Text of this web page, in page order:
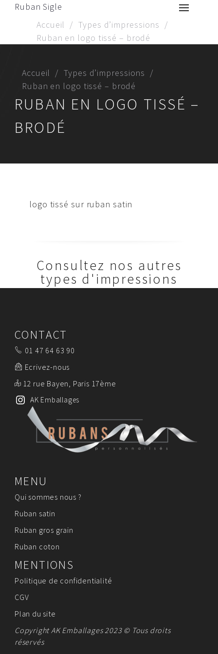
Ruban Sigle
Accueil
Types d’impressions
Ruban en logo tissé – brodé
Accueil
Types d’impressions
Ruban en logo tissé – brodé
RUBAN EN LOGO TISSÉ –
BRODÉ
logo tissé sur ruban satin
Consultez nos autres
types d'impressions
CONTACT
01 47 64 63 90
Ecrivez-nous
12 rue Bayen, Paris 17ème
AK Emballages
MENU
Qui sommes nous ?
Ruban satin
Ruban gros grain
Ruban coton
MENTIONS
Politique de confidentialité
CGV
Plan du site
Copyright AK Emballages 2023 © Tous droits
réservés